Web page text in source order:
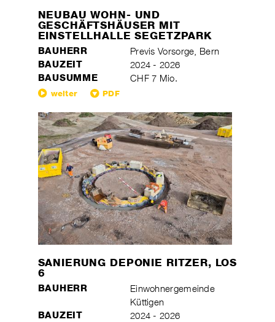
NEUBAU WOHN- UND
GESCHÄFTSHÄUSER MIT
EINSTELLHALLE SEGETZPARK
BAUHERR Previs Vorsorge, Bern
BAUZEIT 2024 - 2026
BAUSUMME CHF 7 Mio.
weiter PDF
SANIERUNG DEPONIE RITZER, LOS
6
BAUHERR
Einwohnergemeinde
Küttigen
BAUZEIT 2024 - 2026